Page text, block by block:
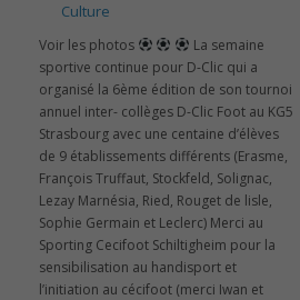
Culture
Voir les photos
La semaine
sportive continue pour D-Clic qui a
organisé la 6ème édition de son tournoi
annuel inter- collèges D-Clic Foot au KG5
Strasbourg avec une centaine d’élèves
de 9 établissements différents (Erasme,
François Truffaut, Stockfeld, Solignac,
Lezay Marnésia, Ried, Rouget de lisle,
Sophie Germain et Leclerc) Merci au
Sporting Cecifoot Schiltigheim pour la
sensibilisation au handisport et
l’initiation au cécifoot (merci Iwan et